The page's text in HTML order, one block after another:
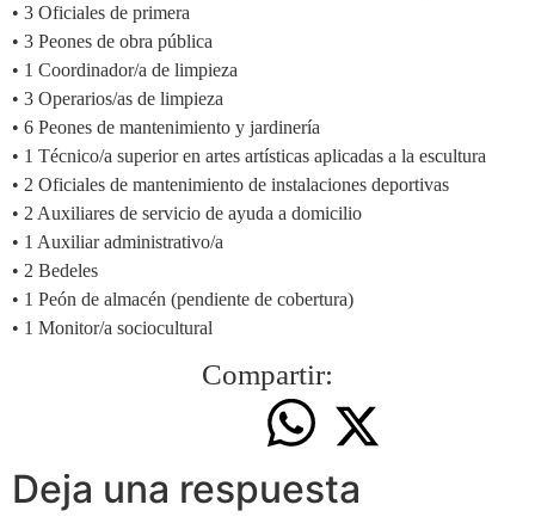
• 3 Oficiales de primera
• 3 Peones de obra pública
• 1 Coordinador/a de limpieza
• 3 Operarios/as de limpieza
• 6 Peones de mantenimiento y jardinería
• 1 Técnico/a superior en artes artísticas aplicadas a la escultura
• 2 Oficiales de mantenimiento de instalaciones deportivas
• 2 Auxiliares de servicio de ayuda a domicilio
• 1 Auxiliar administrativo/a
• 2 Bedeles
• 1 Peón de almacén (pendiente de cobertura)
• 1 Monitor/a sociocultural
Compartir:
Deja una respuesta